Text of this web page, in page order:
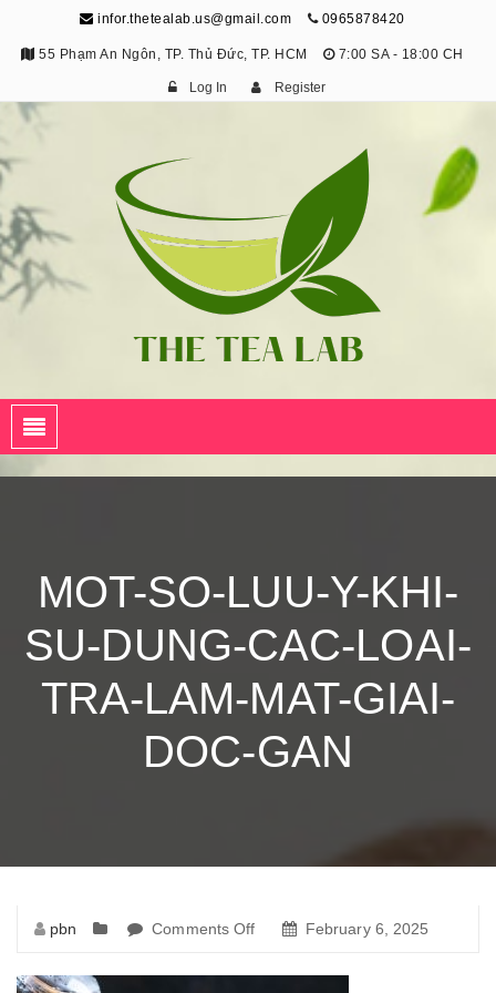
infor.thetealab.us@gmail.com 0965878420
55 Phạm An Ngôn, TP. Thủ Đức, TP. HCM 7:00 SA - 18:00 CH
Log In Register
MOT-SO-LUU-Y-KHI-
SU-DUNG-CAC-LOAI-
TRA-LAM-MAT-GIAI-
DOC-GAN
pbn Comments Off
so-
February 6, 2025